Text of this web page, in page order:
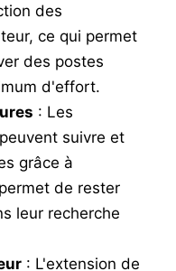
des
ce qui permet
des postes
d'effort.
: Les
suivre et
grâce à
de rester
leur recherche
: L'extension de